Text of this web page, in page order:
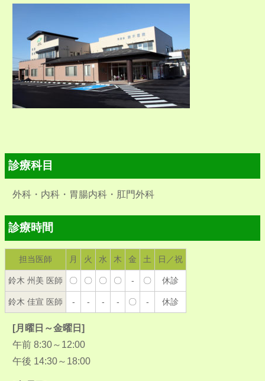
診療科目
外科・内科・胃腸内科・肛門外科
診療時間
担当医師 月 火 水 木 金 土 日／祝
鈴木 州美 医師 〇 〇 〇 〇 - 〇 休診
鈴木 佳宣 医師 - - - - 〇 - 休診
[月曜日～金曜日]
午前 8:30～12:00
午後 14:30～18:00